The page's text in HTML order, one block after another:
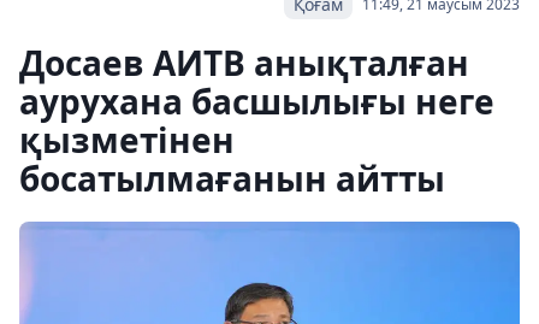
11:49, 21 маусым 2023
Досаев АИТВ анықталған
аурухана басшылығы неге
қызметінен
босатылмағанын айтты